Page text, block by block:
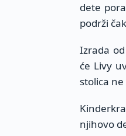
dete
podrži
Izrada
će Livy
stolica
njihovo